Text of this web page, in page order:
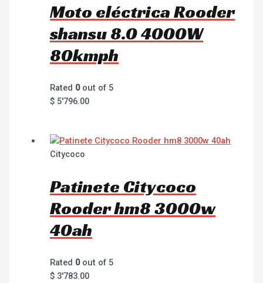
Moto eléctrica Rooder
shansu 8.0 4000W
80kmph
Rated 0out of 5
$ 5'796.00
Citycoco
Patinete Citycoco
Rooder hm8 3000w
40ah
Rated 0out of 5
$ 3'783.00